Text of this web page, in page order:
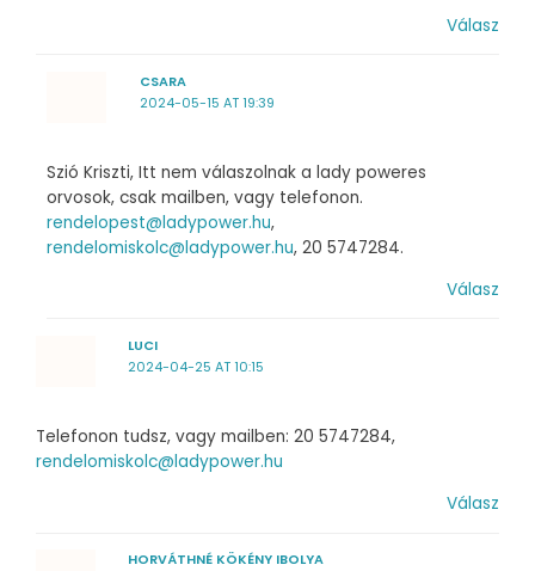
Válasz
CSARA
2024-05-15 AT 19:39
Szió Kriszti, Itt nem válaszolnak a lady poweres
orvosok, csak mailben, vagy telefonon.
rendelopest@ladypower.hu,
rendelomiskolc@ladypower.hu, 20 5747284.
Válasz
LUCI
2024-04-25 AT 10:15
Telefonon tudsz, vagy mailben: 20 5747284,
rendelomiskolc@ladypower.hu
Válasz
HORVÁTHNÉ KÖKÉNY IBOLYA